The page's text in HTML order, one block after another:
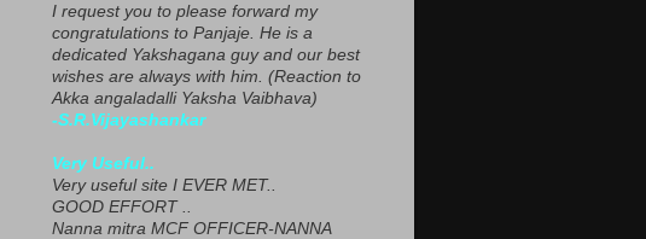
I request you to please forward my
congratulations to Panjaje. He is a
dedicated Yakshagana guy and our best
wishes are always with him. (Reaction to
Akka angaladalli Yaksha Vaibhava)
-S.R.Vijayashankar
Very Useful..
Very useful site I EVER MET..
GOOD EFFORT ..
Nanna mitra MCF OFFICER-NANNA